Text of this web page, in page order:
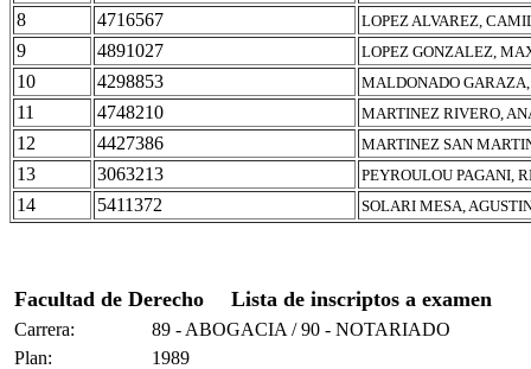
8 4716567 LOPEZ ALVAREZ,
9 4891027 LOPEZ GONZALEZ,
10 4298853 MALDONADO
11 4748210 MARTINEZ RIVERO,
12 4427386 MARTINEZ SAN
13 3063213 PEYROULOU PAGANI,
14 5411372 SOLARI MESA,
Facultad de Derecho Lista de inscriptos a examen
Carrera:
89 - ABOGACIA / 90 - NOTARIADO
Plan:
1989